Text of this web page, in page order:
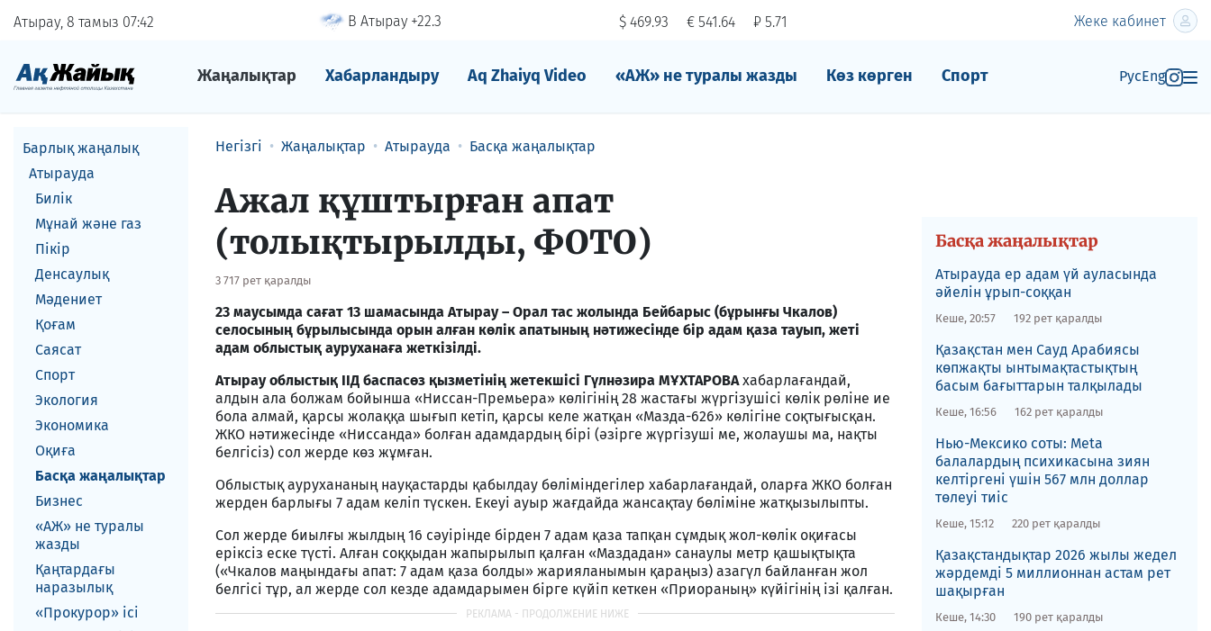
Атырау, 8 тамыз 0742 В Атырау +22.3 $ 469.93 € 541.64 ₽ 5.71 Жеке кабинет
Жаңалықтар Хабарландыру Aq Zhaiyq Video «АЖ» не туралы жазды Көз көрген Спорт РусEng
Барлық жаңалық
Атырауда
Билік
Мұнай және газ
Пікір
Денсаулық
Мәдениет
Қоғам
Саясат
Спорт
Экология
Экономика
Оқиға
Басқа жаңалықтар
Бизнес
«АЖ» не туралы
жазды
Қаңтардағы
наразылық
«Прокурор» ісі
Негізгі Жаңалықтар Атырауда Басқа жаңалықтар
Ажал құштырған апат
(толықтырылды, ФОТО)
3 717 рет қаралды
23 маусымда сағат 13 шамасында Атырау – Орал тас жолында Бейбарыс (бұрынғы Чкалов)
селосының бұрылысында орын алған көлік апатының нәтижесінде бір адам қаза тауып, жеті
адам облыстық ауруханаға жеткізілді.
Атырау облыстық ІІД баспасөз қызметінің жетекшісі Гүлнәзира МҰХТАРОВАхабарлағандай,
алдын ала болжам бойынша «Ниссан-Премьера» көлігінің 28 жастағы жүргізушісі көлік рөліне ие
бола алмай, қарсы жолаққа шығып кетіп, қарсы келе жатқан «Мазда-626» көлігіне соқтығысқан.
ЖКО нәтижесінде «Ниссанда» болған адамдардың бірі (әзірге жүргізуші ме, жолаушы ма, нақты
белгісіз) сол жерде көз жұмған.
Облыстық аурухананың науқастарды қабылдау бөліміндегілер хабарлағандай, оларға ЖКО болған
жерден барлығы 7 адам келіп түскен. Екеуі ауыр жағдайда жансақтау бөліміне жатқызылыпты.
Сол жерде биылғы жылдың 16 сәуірінде бірден 7 адам қаза тапқан сұмдық жол-көлік оқиғасы
еріксіз еске түсті. Алған соққыдан жапырылып қалған «Маздадан» санаулы метр қашықтықта
(«Чкалов маңындағы апат: 7 адам қаза болды» жарияланымын қараңыз) азагүл байланған жол
белгісі тұр, ал жерде сол кезде адамдарымен бірге күйіп кеткен «Приораның» күйігінің ізі қалған.
Басқа жаңалықтар
Атырауда ер адам үй ауласында
әйелін ұрып-соққан
Кеше, 20:57 192 рет қаралды
Қазақстан мен Сауд Арабиясы
көпжақты ынтымақтастықтың
басым бағыттарын талқылады
Кеше, 16:56 162 рет қаралды
Нью-Мексико соты​: Meta
балалардың психикасына зиян
келтіргені үшін 567 млн доллар
төлеуі тиіс
Кеше, 15:12 220 рет қаралды
Қазақстандықтар 2026 жылы жедел
жәрдемді 5 миллионнан астам рет
шақырған
Кеше, 14:30 190 рет қаралды